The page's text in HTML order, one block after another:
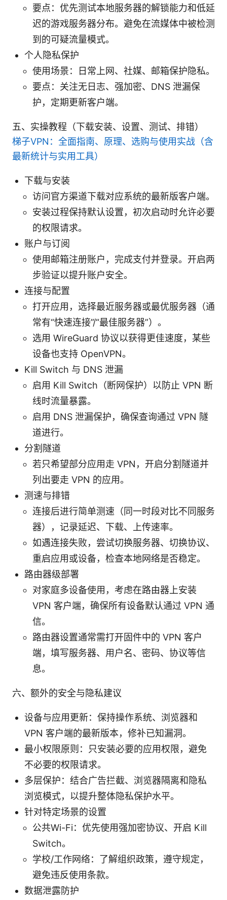
要点：优先测试本地服务器的解锁能力和低延
迟的游戏服务器分布。避免在流媒体中被检测
到的可疑流量模式。
个人隐私保护
使用场景：日常上网、社媒、邮箱保护隐私。
要点：关注无日志、强加密、DNS 泄漏保
护，定期更新客户端。
五、实操教程（下载安装、设置、测试、排错）
梯子VPN：全面指南、原理、选购与使用实战（含
最新统计与实用工具）
下载与安装
访问官方渠道下载对应系统的最新版客户端。
安装过程保持默认设置，初次启动时允许必要
的权限请求。
账户与订阅
使用邮箱注册账户，完成支付并登录。开启两
步验证以提升账户安全。
连接与配置
打开应用，选择最近服务器或最优服务器（通
常有“快速连接”/“最佳服务器”）。
选用 WireGuard 协议以获得更佳速度，某些
设备也支持 OpenVPN。
Kill Switch 与 DNS 泄漏
启用 Kill Switch（断网保护）以防止 VPN 断
线时流量暴露。
启用 DNS 泄漏保护，确保查询通过 VPN 隧
道进行。
分割隧道
若只希望部分应用走 VPN，开启分割隧道并
列出要走 VPN 的应用。
测速与排错
连接后进行简单测速（同一时段对比不同服务
器），记录延迟、下载、上传速率。
如遇连接失败，尝试切换服务器、切换协议、
重启应用或设备，检查本地网络是否稳定。
路由器级部署
对家庭多设备使用，考虑在路由器上安装
VPN 客户端，确保所有设备默认通过 VPN 通
信。
路由器设置通常需打开固件中的 VPN 客户
端，填写服务器、用户名、密码、协议等信
息。
六、额外的安全与隐私建议
设备与应用更新：保持操作系统、浏览器和
VPN 客户端的最新版本，修补已知漏洞。
最小权限原则：只安装必要的应用权限，避免
不必要的权限请求。
多层保护：结合广告拦截、浏览器隔离和隐私
浏览模式，以提升整体隐私保护水平。
针对特定场景的设置
公共Wi-Fi：优先使用强加密协议、开启 Kill
Switch。
学校/工作网络：了解组织政策，遵守规定，
避免违反使用条款。
数据泄露防护